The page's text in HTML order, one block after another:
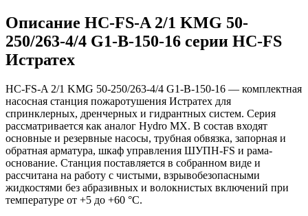
Описание HC-FS-A 2/1 KMG 50-
250/263-4/4 G1-B-150-16 серии HC-FS
Истратех
HC-FS-A 2/1 KMG 50-250/263-4/4 G1-B-150-16 — комплектная
насосная станция пожаротушения Истратех для
спринклерных, дренчерных и гидрантных систем. Серия
рассматривается как аналог Hydro MX. В состав входят
основные и резервные насосы, трубная обвязка, запорная и
обратная арматура, шкаф управления ШУПН-FS и рама-
основание. Станция поставляется в собранном виде и
рассчитана на работу с чистыми, взрывобезопасными
жидкостями без абразивных и волокнистых включений при
температуре от +5 до +60 °С.